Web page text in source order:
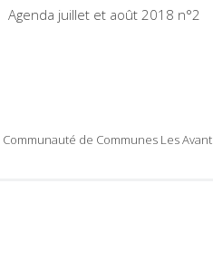
Agenda juillet et août 2018 n°2
Communauté de Communes Les